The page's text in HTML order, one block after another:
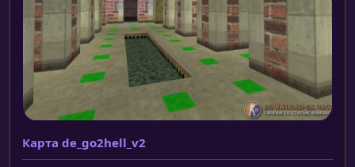
Карта de_go2hell_v2